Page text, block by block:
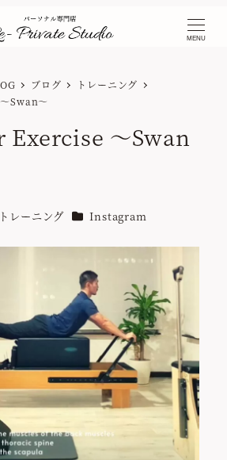
MENU
ブログ
トレーニング
Swan～
～Swan
リー
トレーニング カテゴリー
Instagram